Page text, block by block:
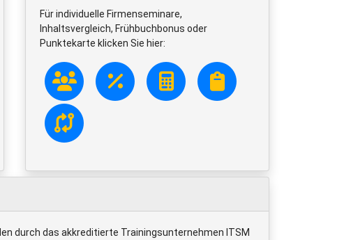
Für individuelle Firmenseminare,
Inhaltsvergleich, Frühbuchbonus oder
Punktekarte klicken Sie hier:
durch das akkreditierte Trainingsunternehmen ITSM